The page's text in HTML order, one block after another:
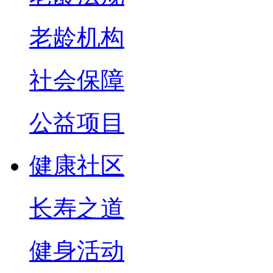
老龄机构
社会保障
公益项目
健康社区
长寿之道
健身活动